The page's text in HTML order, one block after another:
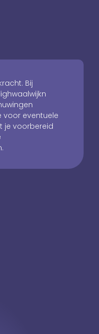
Bij
voor eventuele
je voorbereid